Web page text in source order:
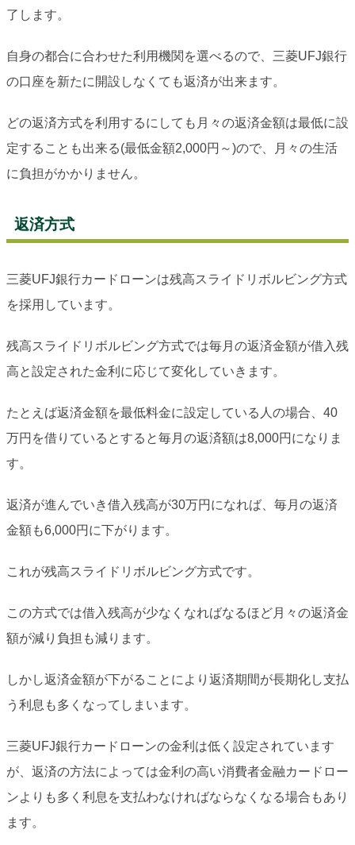
了します。
自身の都合に合わせた利用機関を選べるので、三菱UFJ銀行
の口座を新たに開設しなくても返済が出来ます。
どの返済方式を利用するにしても月々の返済金額は最低に設
定することも出来る(最低金額2,000円～)ので、月々の生活
に負担がかかりません。
返済方式
三菱UFJ銀行カードローンは残高スライドリボルビング方式
を採用しています。
残高スライドリボルビング方式では毎月の返済金額が借入残
高と設定された金利に応じて変化していきます。
たとえば返済金額を最低料金に設定している人の場合、40
万円を借りているとすると毎月の返済額は8,000円になりま
す。
返済が進んでいき借入残高が30万円になれば、毎月の返済
金額も6,000円に下がります。
これが残高スライドリボルビング方式です。
この方式では借入残高が少なくなればなるほど月々の返済金
額が減り負担も減ります。
しかし返済金額が下がることにより返済期間が長期化し支払
う利息も多くなってしまいます。
三菱UFJ銀行カードローンの金利は低く設定されています
が、返済の方法によっては金利の高い消費者金融カードロー
ンよりも多く利息を支払わなければならなくなる場合もあり
ます。